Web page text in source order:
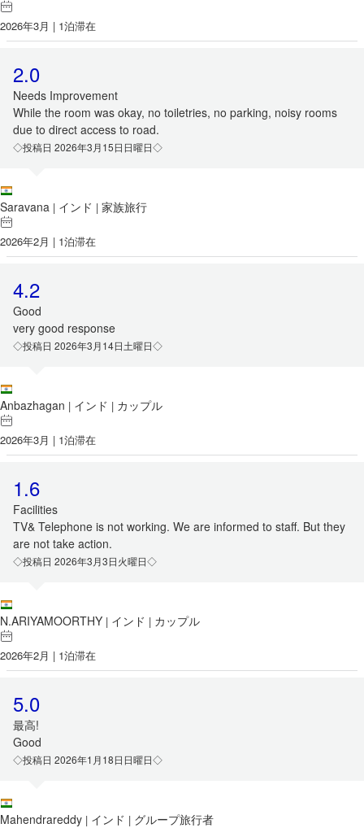
2026年3月 | 1泊滞在
2.0
Needs Improvement
While the room was okay, no toiletries, no parking, noisy rooms
due to direct access to road.
◇投稿日 2026年3月15日日曜日◇
Saravana | インド | 家族旅行
2026年2月 | 1泊滞在
4.2
Good
very good response
◇投稿日 2026年3月14日土曜日◇
Anbazhagan | インド | カップル
2026年3月 | 1泊滞在
1.6
Facilities
TV& Telephone is not working. We are informed to staff. But they
are not take action.
◇投稿日 2026年3月3日火曜日◇
N.ARIYAMOORTHY | インド | カップル
2026年2月 | 1泊滞在
5.0
最高!
Good
◇投稿日 2026年1月18日日曜日◇
Mahendrareddy | インド | グループ旅行者